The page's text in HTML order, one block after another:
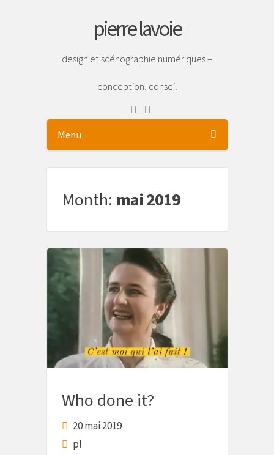
pierre lavoie
design et scénographie numériques –
conception, conseil
Menu
Month: mai 2019
Who done it?
20 mai 2019
pl